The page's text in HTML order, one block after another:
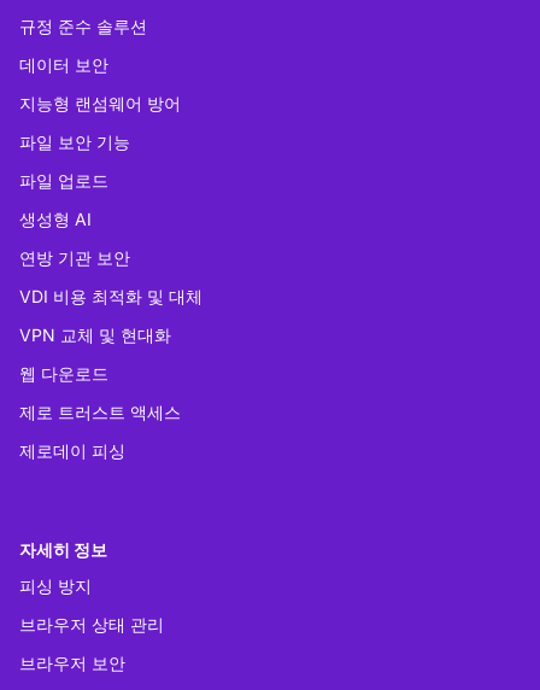
규정 준수 솔루션
데이터 보안
지능형 랜섬웨어 방어
파일 보안 기능
파일 업로드
생성형 AI
연방 기관 보안
VDI 비용 최적화 및 대체
VPN 교체 및 현대화
웹 다운로드
제로 트러스트 액세스
제로데이 피싱
자세히 정보
피싱 방지
브라우저 상태 관리
브라우저 보안